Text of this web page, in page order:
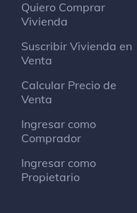
Quiero Comprar
Vivienda
Suscribir Vivienda en
Venta
Calcular Precio de
Venta
Ingresar como
Comprador
Ingresar como
Propietario